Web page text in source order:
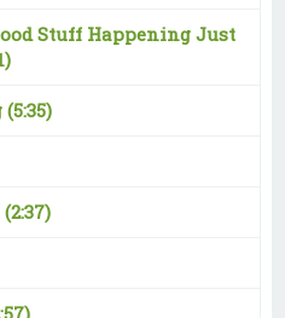
Stuff Happening Just
(5:35)
(2:37)